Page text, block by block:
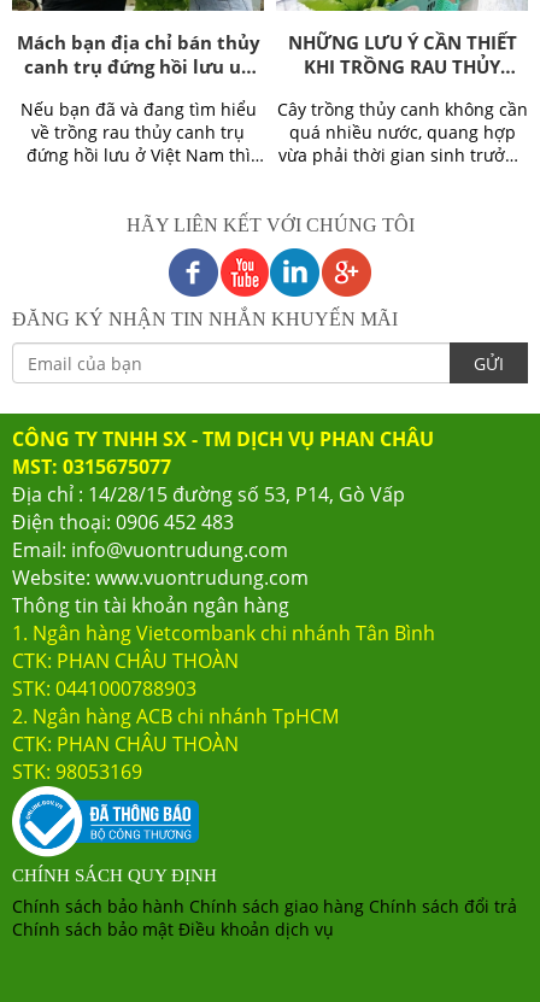
Mách bạn địa chỉ bán thủy
canh trụ đứng hồi lưu uy
Nếu bạn đã và đang tìm hiểu
về trồng rau thủy canh trụ
đứng hồi lưu ở Việt Nam thì
Châu. Phan Châu là đơn vị có
nhiều kinh nghiệm trong tư
vấn và xây dựng thiết kế các
mô hình thuỷ canh. Chúng tôi
cung cấp các giải pháp giúp tối
ưu các chi phí đầu xây dựng,
thiết kế mô hình trồng rau
thủy canh ở mọi quy mô. Các
hướng đến mục tiêu tiết kiệm
chi phí, hiệu quả cao, chất
lượng hoàn hảo.
NHỮNG LƯU Ý CẦN THIẾT
KHI TRỒNG RAU THỦY
Cây trồng thủy canh không cần
quá nhiều nước, quang hợp
vừa phải thời gian sinh trưởng
trồng rau thủy canh để rau đạt
năng suất vượt trội.
HÃY LIÊN KẾT VỚI CHÚNG TÔI
ĐĂNG KÝ NHẬN TIN NHẮN KHUYẾN MÃI
GỬI
CÔNG TY TNHH SX - TM DỊCH VỤ PHAN CHÂU
MST: 0315675077
Địa chỉ : 14/28/15 đường số 53, P14, Gò Vấp
Điện thoại: 0906 452 483
Email: info@vuontrudung.com
Website: www.vuontrudung.com
Thông tin tài khoản ngân hàng
1. Ngân hàng Vietcombank chi nhánh Tân Bình
CTK: PHAN CHÂU THOÀN
STK: 0441000788903
2. Ngân hàng ACB chi nhánh TpHCM
CTK: PHAN CHÂU THOÀN
STK: 98053169
CHÍNH SÁCH QUY ĐỊNH
Chính sách bảo hành Chính sách giao hàng Chính sách đổi trả
Chính sách bảo mật Điều khoản dịch vụ